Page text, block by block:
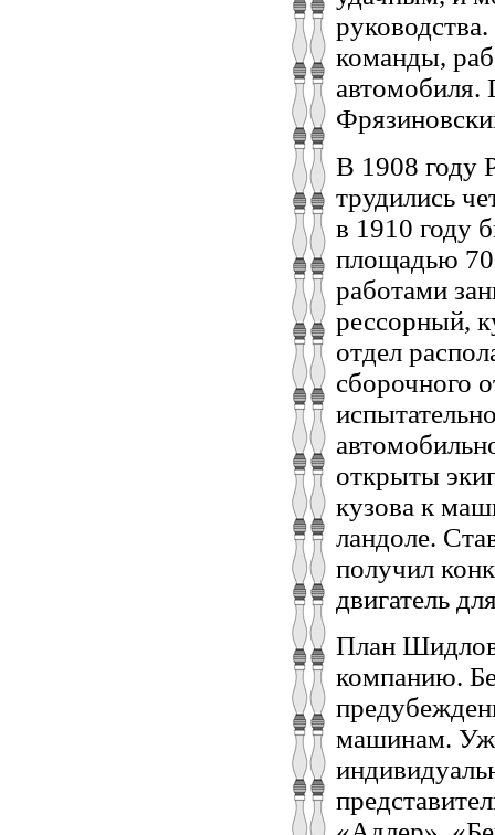
команды,
автомобиля.
В 1908 году
трудились
в 1910 году
площадью
работами
рессорный,
отдел
сборочного
открыты
кузова к
ландоле.
получил
двигатель
План
компанию.
машинам.